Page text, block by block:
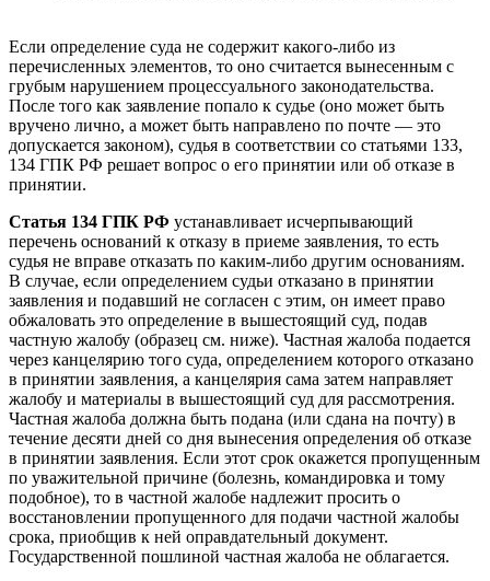
Если определение суда не содержит какого-либо из
перечисленных элементов, то оно считается вынесенным с
грубым нарушением процессуального законодательства.
После того как заявление попало к судье (оно может быть
вручено лично, а может быть направлено по почте — это
допускается законом), судья в соответствии со статьями 133,
134 ГПК РФ решает вопрос о его принятии или об отказе в
принятии.
Статья 134 ГПК РФ устанавливает исчерпывающий
перечень оснований к отказу в приеме заявления, то есть
судья не вправе отказать по каким-либо другим основаниям.
В случае, если определением судьи отказано в принятии
заявления и подавший не согласен с этим, он имеет право
обжаловать это определение в вышестоящий суд, подав
частную жалобу (образец см. ниже). Частная жалоба подается
через канцелярию того суда, определением которого отказано
в принятии заявления, а канцелярия сама затем направляет
жалобу и материалы в вышестоящий суд для рассмотрения.
Частная жалоба должна быть подана (или сдана на почту) в
течение десяти дней со дня вынесения определения об отказе
в принятии заявления. Если этот срок окажется пропущенным
по уважительной причине (болезнь, командировка и тому
подобное), то в частной жалобе надлежит просить о
восстановлении пропущенного для подачи частной жалобы
срока, приобщив к ней оправдательный документ.
Государственной пошлиной частная жалоба не облагается.